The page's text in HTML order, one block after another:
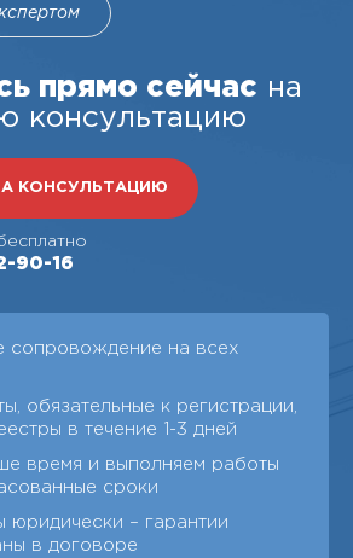
прямо сейчас на
консультацию
КОНСУЛЬТАЦИЮ
90-16
сопровождение на всех
обязательные к регистрации,
в течение 1-3 дней
время и выполняем работы
сроки
– гарантии
в договоре